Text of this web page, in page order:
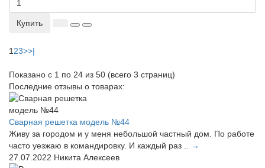
Купить
1 23>>|
Показано с 1 по 24 из 50 (всего 3 страниц)
Последние отзывы о товарах:
Сварная решетка модель №44
Живу за городом и у меня небольшой частный дом. По работе
часто уезжаю в командировку. И каждый раз ..
→
27.07.2022 Никита Алексеев